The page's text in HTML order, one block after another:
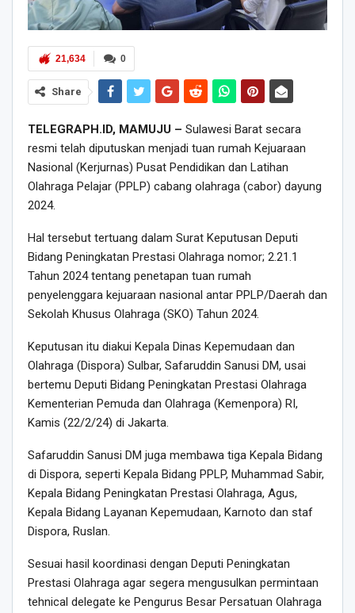
0
21,634
Share
TELEGRAPH.ID, MAMUJU – Sulawesi Barat secara
resmi telah diputuskan menjadi tuan rumah Kejuaraan
Nasional (Kerjurnas) Pusat Pendidikan dan Latihan
Olahraga Pelajar (PPLP) cabang olahraga (cabor) dayung
2024.
Hal tersebut tertuang dalam Surat Keputusan Deputi
Bidang Peningkatan Prestasi Olahraga nomor; 2.21.1
Tahun 2024 tentang penetapan tuan rumah
penyelenggara kejuaraan nasional antar PPLP/Daerah dan
Sekolah Khusus Olahraga (SKO) Tahun 2024.
Keputusan itu diakui Kepala Dinas Kepemudaan dan
Olahraga (Dispora) Sulbar, Safaruddin Sanusi DM, usai
bertemu Deputi Bidang Peningkatan Prestasi Olahraga
Kementerian Pemuda dan Olahraga (Kemenpora) RI,
Kamis (22/2/24) di Jakarta.
Safaruddin Sanusi DM juga membawa tiga Kepala Bidang
di Dispora, seperti Kepala Bidang PPLP, Muhammad Sabir,
Kepala Bidang Peningkatan Prestasi Olahraga, Agus,
Kepala Bidang Layanan Kepemudaan, Karnoto dan staf
Dispora, Ruslan.
Sesuai hasil koordinasi dengan Deputi Peningkatan
Prestasi Olahraga agar segera mengusulkan permintaan
tehnical delegate ke Pengurus Besar Persatuan Olahraga